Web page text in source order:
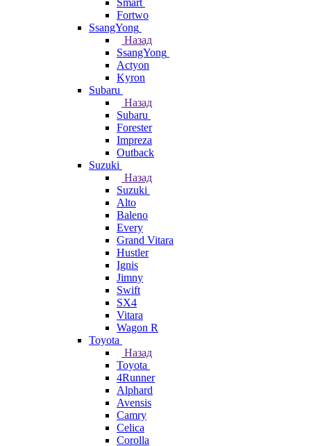
Smart
Fortwo
SsangYong
Назад
SsangYong
Actyon
Kyron
Subaru
Назад
Subaru
Forester
Impreza
Outback
Suzuki
Назад
Suzuki
Alto
Baleno
Every
Grand Vitara
Hustler
Ignis
Jimny
Swift
SX4
Vitara
Wagon R
Toyota
Назад
Toyota
4Runner
Alphard
Avensis
Camry
Celica
Corolla